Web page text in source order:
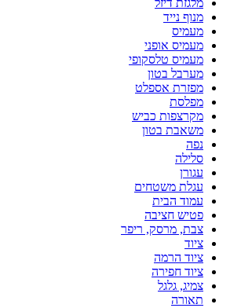
מנוף נייד
מעמיס
מעמיס אופני
מעמיס טלסקופי
מערבל בטון
מפזרת אספלט
מפלסת
מקרצפות כביש
משאבת בטון
נפה
סלילה
עגורן
עגלת משטחים
עמוד הבית
פטיש חציבה
צבת, מרסק, ריפר
ציוד
ציוד הרמה
ציוד חפירה
צמיג, גלגל
תאורה